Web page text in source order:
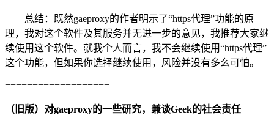
总结：既然gaeproxy的作者明示了“https代理”功能的原
理，我对这个软件及其服务并无进一步的意见，我推荐大家继
续使用这个软件。就我个人而言，我不会继续使用“https代理”
这个功能，但如果你选择继续使用，风险并没有多么可怕。
===================
（旧版）对gaeproxy的一些研究，兼谈Geek的社会责任